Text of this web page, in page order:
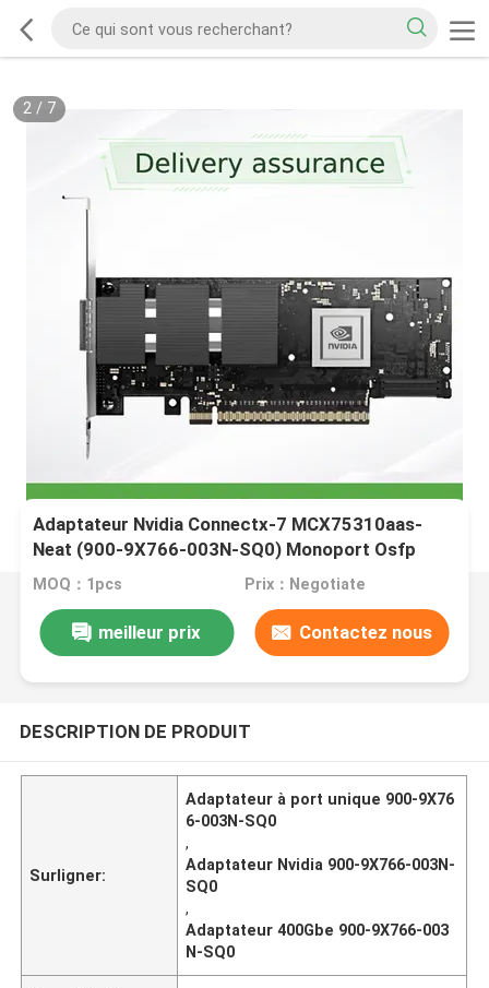
2/ 7
Adaptateur Nvidia Connectx-7 MCX75310aas-
Neat (900-9X766-003N-SQ0) Monoport Osfp
Infiniband : NDR 400 Go/s (Vitesse par défaut)
Ethernet : 400 Gbit/s
MOQ：1pcs Prix：Negotiate
meilleur prix Contactez nous
DESCRIPTION DE PRODUIT
Surligner:
Adaptateur à port unique 900-9X76
6-003N-SQ0
,
Adaptateur Nvidia 900-9X766-003N-
SQ0
,
Adaptateur 400Gbe 900-9X766-003
N-SQ0